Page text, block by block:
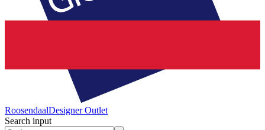
RoosendaalDesigner Outlet
Search input